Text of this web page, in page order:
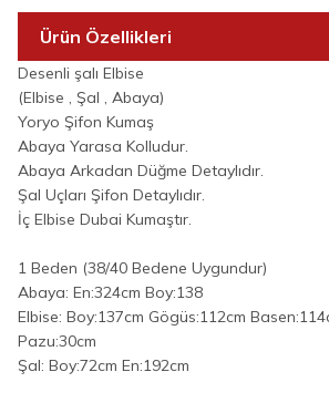
Ürün Özellikleri
Desenli şalı Elbise
(Elbise , Şal , Abaya)
Yoryo Şifon Kumaş
Abaya Yarasa Kolludur.
Abaya Arkadan Düğme Detaylıdır.
Şal Uçları Şifon Detaylıdır.
İç Elbise Dubai Kumaştır.
1 Beden (38/40 Bedene Uygundur)
Abaya: En:324cm Boy:138
Elbise: Boy:137cm Gögüs:112cm
Pazu:30cm
Şal: Boy:72cm En:192cm